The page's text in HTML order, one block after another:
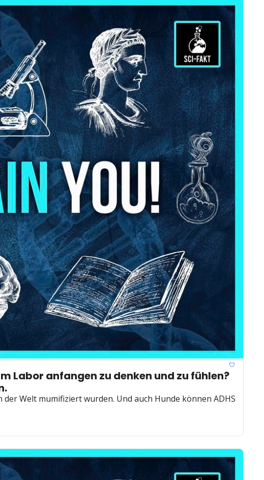
Labor anfangen zu denken und zu fühlen?
Welt mumifiziert wurden. Und auch Hunde können ADHS